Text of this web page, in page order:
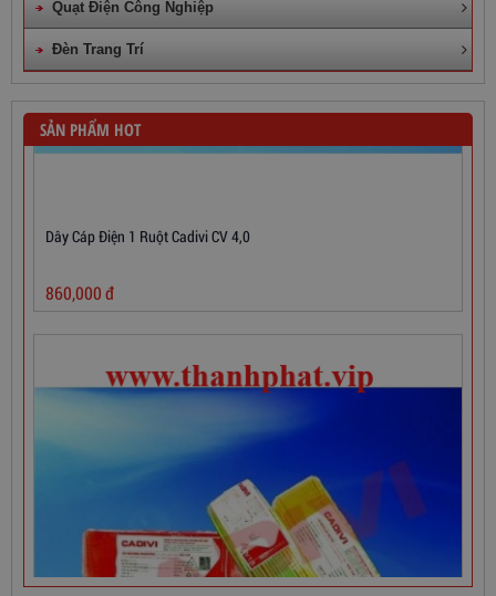
Quạt Điện Công Nghiệp
Đèn Trang Trí
SẢN PHẨM HOT
860,000 đ